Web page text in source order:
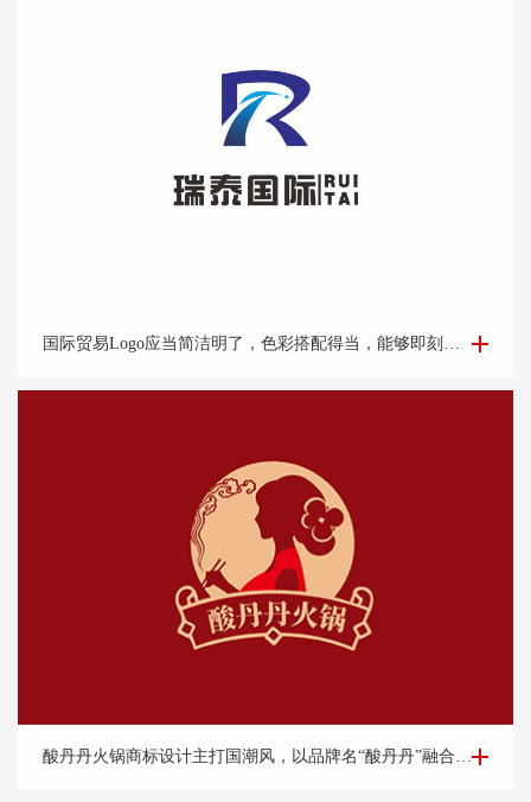
国际贸易Logo设计-外贸公司logo设计-logo设计公司
餐饮logo设计-酸丹丹火锅商标设计案例 酸丹丹火锅商标设计主打国潮风，以品牌名“酸丹丹”融合古典旗袍、优雅端庄的知性美，展现浓浓的复古请调，商标中的国潮祥云和古典书卷也突出了中式元素，“祥云”又代表了吉祥，喜庆，幸福，更有人间烟火的气息，象征这火锅的味道绝美，飘香四溢。